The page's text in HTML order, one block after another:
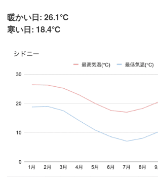
暖かい日: 26.1℃
寒い日: 18.4℃